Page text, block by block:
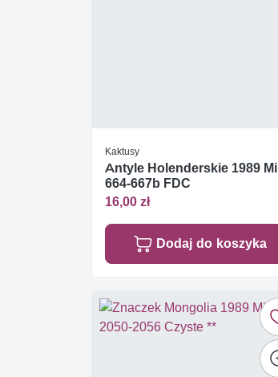
Kaktusy
Antyle Holenderskie 1989 Mi
664-667b FDC
16,00 zł
Dodaj do koszyka